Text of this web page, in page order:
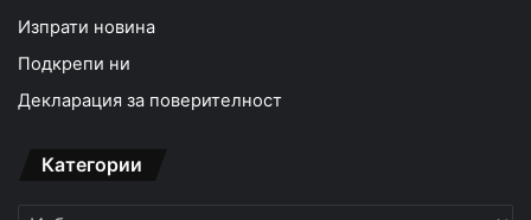
Изпрати новина
Подкрепи ни
Декларация за поверителност
Категории